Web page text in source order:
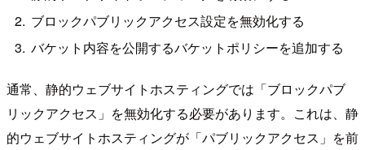
ブロックパブリックアクセス設定を無効化する
バケット内容を公開するバケットポリシーを追加する
通常、静的ウェブサイトホスティングでは「ブロックパブ
リックアクセス」を無効化する必要があります。これは、静
的ウェブサイトホスティングが「パブリックアクセス」を前